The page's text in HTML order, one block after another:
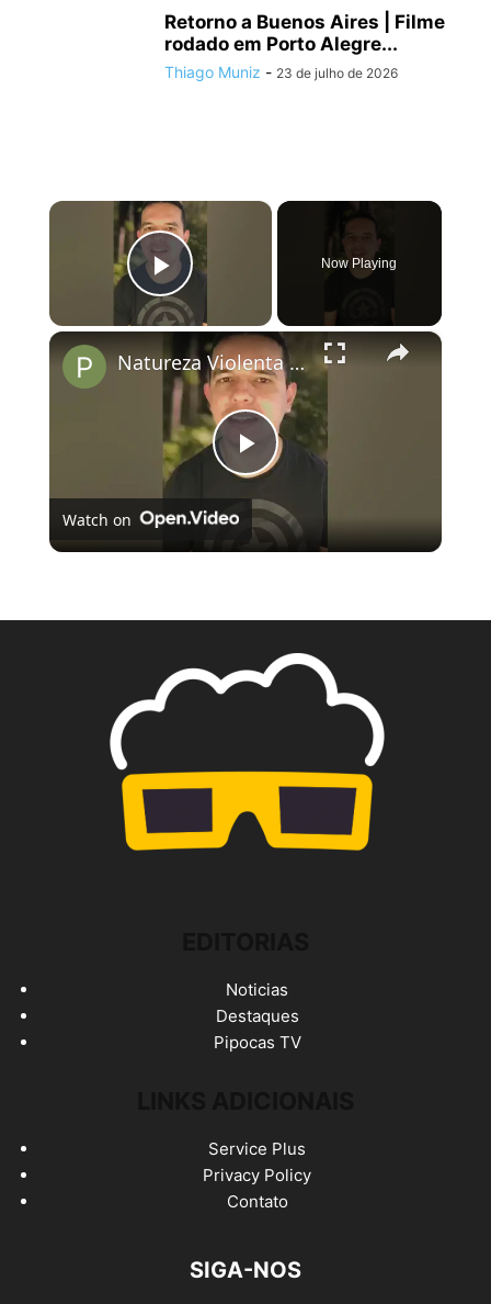
Retorno a Buenos Aires | Filme
rodado em Porto Alegre...
Thiago Muniz - 23 de julho de 2026
×
Play Video
Now Playing
×
Play
Video
Natureza Violenta no Globoplay
Watch on
Noticias
Destaques
Pipocas TV
Service Plus
Privacy Policy
Contato
SIGA-NOS